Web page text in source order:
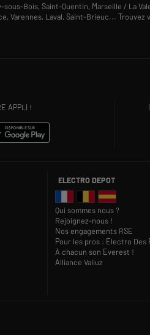
sous-Bois,Saint-Quentin, Marseille / La
Varennes, Laval,Saint-Brieuc...Trouvez
APPLI !
ELECTRO DEPOT
Qui sommes nous ?
Rejoignez-nous !
Nos engagements RSE
Pour les pros : Electro Des
À chacun son Everest !
Alliance Valiuz